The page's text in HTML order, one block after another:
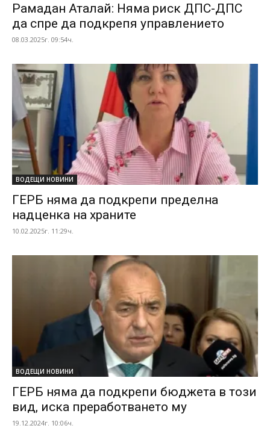
Рамадан Аталай: Няма риск ДПС-ДПС
да спре да подкрепя управлението
08.03.2025г. 09:54ч.
ВОДЕЩИ НОВИНИ
ГЕРБ няма да подкрепи пределна
надценка на храните
10.02.2025г. 11:29ч.
ВОДЕЩИ НОВИНИ
ГЕРБ няма да подкрепи бюджета в този
вид, иска преработването му
19.12.2024г. 10:06ч.